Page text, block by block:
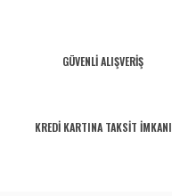
GÜVENLİ ALIŞVERİŞ
KREDİ KARTINA TAKSİT İMKANI